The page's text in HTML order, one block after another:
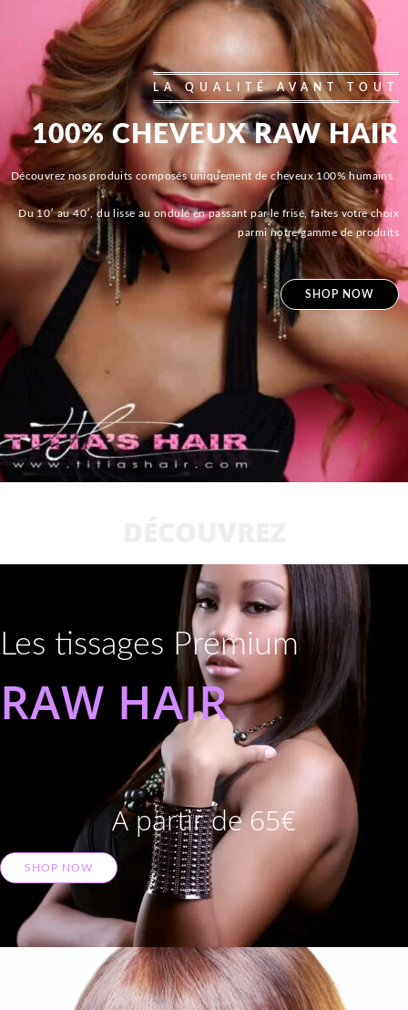
LA QUALITÉ AVANT TOUT
100% CHEVEUX RAW HAIR
Découvrez nos produits composés uniquement de cheveux 100% humains.
Du 10′ au 40′, du lisse au ondulé en passant par le frisé, faites votre choix
parmi notre gamme de produits
SHOP NOW
Les tissages Premium
RAW HAIR
A partir de 65€
SHOP NOW